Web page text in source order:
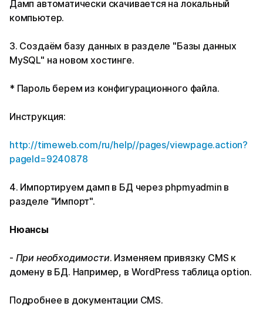
Дамп автоматически скачивается на локальный
компьютер.
3. Создаём базу данных в разделе "Базы данных
MySQL" на новом хостинге.
* Пароль берем из конфигурационного файла.
Инструкция:
http://timeweb.com/ru/help//pages/viewpage.action?
pageId=9240878
4. Импортируем дамп в БД через phpmyadmin в
разделе "Импорт".
Нюансы
- При необходимости. Изменяем привязку CMS к
домену в БД. Например, в WordPress таблица option.
Подробнее в документации CMS.